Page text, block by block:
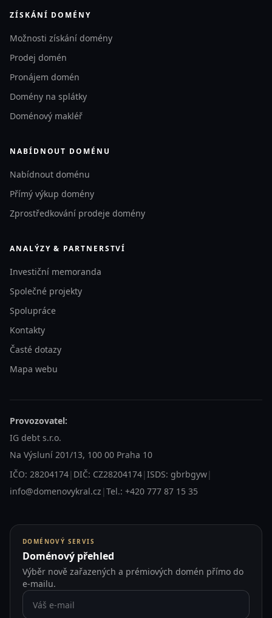
ZÍSKÁNÍ DOMÉNY
Možnosti získání domény
Prodej domén
Pronájem domén
Domény na splátky
Doménový makléř
NABÍDNOUT DOMÉNU
Nabídnout doménu
Přímý výkup domény
Zprostředkování prodeje domény
ANALÝZY & PARTNERSTVÍ
Investiční memoranda
Společné projekty
Spolupráce
Kontakty
Časté dotazy
Mapa webu
Provozovatel:
IG debt s.r.o.
Na Výsluní 201/13, 100 00 Praha 10
IČO: 28204174| DIČ: CZ28204174| ISDS: gbrbgyw|
info@domenovykral.cz | Tel.: +420 777 87 15 35
DOMÉNOVÝ SERVIS
Doménový přehled
Výběr nově zařazených a prémiových domén přímo do
e-mailu.